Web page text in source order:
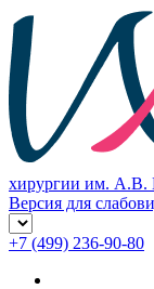
хирургии им. А.В.
Версия для
+7 (499) 236-90-80